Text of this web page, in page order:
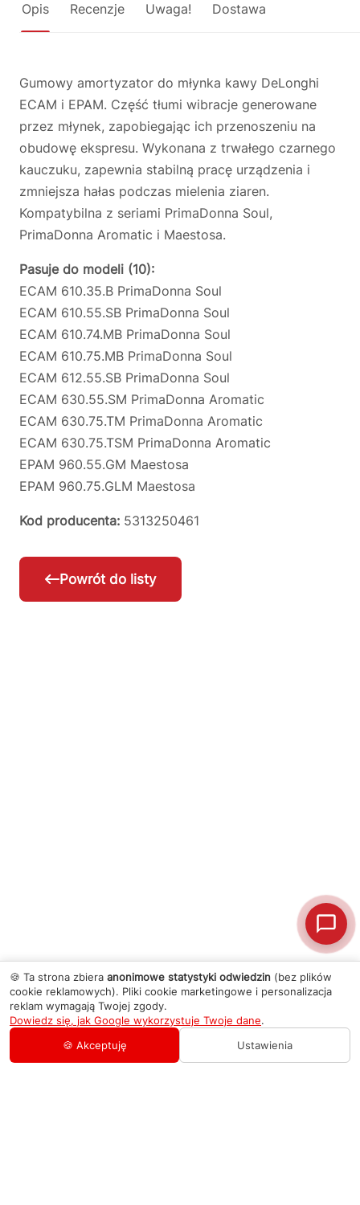
Opis Recenzje Uwaga! Dostawa
Gumowy amortyzator do młynka kawy DeLonghi
ECAM i EPAM. Część tłumi wibracje generowane
przez młynek, zapobiegając ich przenoszeniu na
obudowę ekspresu. Wykonana z trwałego czarnego
kauczuku, zapewnia stabilną pracę urządzenia i
zmniejsza hałas podczas mielenia ziaren.
Kompatybilna z seriami PrimaDonna Soul,
PrimaDonna Aromatic i Maestosa.
Pasuje do modeli (10):
ECAM 610.35.B PrimaDonna Soul
ECAM 610.55.SB PrimaDonna Soul
ECAM 610.74.MB PrimaDonna Soul
ECAM 610.75.MB PrimaDonna Soul
ECAM 612.55.SB PrimaDonna Soul
ECAM 630.55.SM PrimaDonna Aromatic
ECAM 630.75.TM PrimaDonna Aromatic
ECAM 630.75.TSM PrimaDonna Aromatic
EPAM 960.55.GM Maestosa
EPAM 960.75.GLM Maestosa
Kod producenta: 5313250461
Powrót do listy
🍪 Ta strona zbiera anonimowe statystyki odwiedzin (bez plików
cookie reklamowych). Pliki cookie marketingowe i personalizacja
reklam wymagają Twojej zgody.
Dowiedz się, jak Google wykorzystuje Twoje dane.
🍪 Akceptuję
Ustawienia